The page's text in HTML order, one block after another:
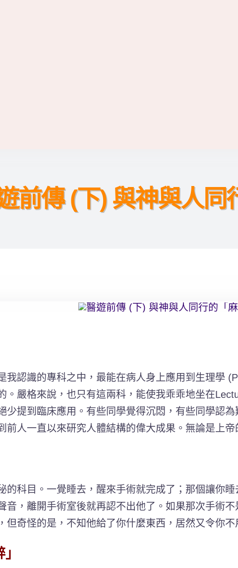
前傳 (下) 與神與人同
我認識的專科之中，最能在病人身上應用到生理學
。嚴格來說，也只有這兩科，能使我乖乖地坐在
少提到臨床應用。有些同學覺得沉悶，有些同學認
前人一直以來研究人體結構的偉大成果。無論是上
的科目。一覺睡去，醒來手術就完成了；那個讓你
音，離開手術室後就再認不出他了。如果那次手術
但奇怪的是，不知他給了你什麼東西，居然又令你